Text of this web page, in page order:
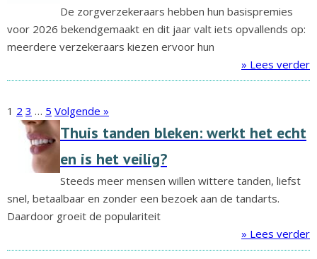
De zorgverzekeraars hebben hun basispremies
voor 2026 bekendgemaakt en dit jaar valt iets opvallends op:
meerdere verzekeraars kiezen ervoor hun
» Lees verder
1 2 3 … 5 Volgende »
Thuis tanden bleken: werkt het echt
en is het veilig?
Steeds meer mensen willen wittere tanden, liefst
snel, betaalbaar en zonder een bezoek aan de tandarts.
Daardoor groeit de populariteit
» Lees verder